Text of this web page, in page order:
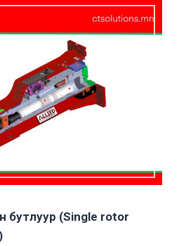
бутлуур (Single rotor